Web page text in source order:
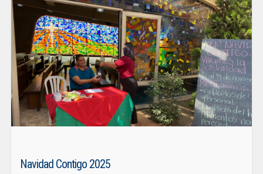
Navidad Contigo 2025